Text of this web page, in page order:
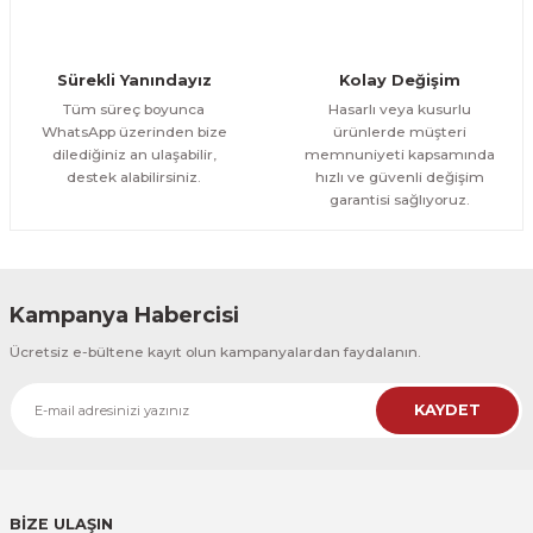
300,00 TL %25
CeSht
CeSht
Pembe Fonlu Good Things Are Coming Yazılı Tek Parça Ahşap Çerçeveli
500,00 TL
Sürekli Yanındayız
Tüm süreç boyunca
WhatsApp üzerinden bize
dilediğiniz an ulaşabilir,
destek alabilirsiniz.
Kolay Değişim
Hasarlı veya kusurlu
ürünlerde müşteri
memnuniyeti kapsamında
hızlı ve güvenli değişim
garantisi sağlıyoruz.
Kampanya Habercisi
Ücretsiz e-bültene kayıt olun kampanyalardan faydalanın.
KAYDET
BİZE ULAŞIN